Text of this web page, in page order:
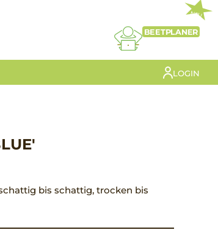
NEU
BEETPLANER
LOGIN
bis schattig, trocken bis